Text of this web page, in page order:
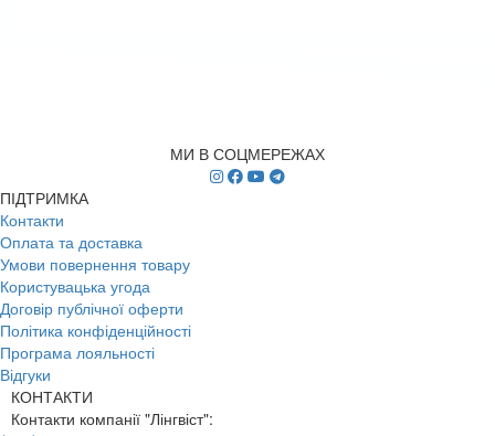
МИ В СОЦМЕРЕЖАХ
ПІДТРИМКА
Контакти
Оплата та доставка
Умови повернення товару
Користувацька угода
Договір публічної оферти
Політика конфіденційності
Програма лояльності
Відгуки
КОНТАКТИ
Контакти компанії "Лінгвіст":